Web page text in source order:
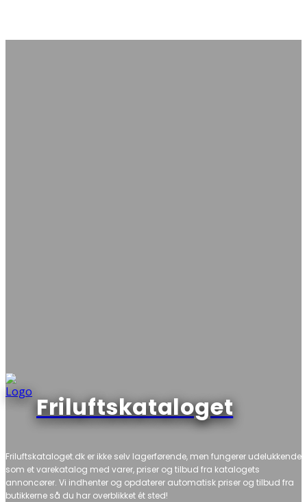
Friluftskataloget
Friluftskataloget.dk er ikke selv lagerførende, men fungerer udelukkende
som et varekatalog med varer, priser og tilbud fra katalogets
annoncører. Vi indhenter og opdaterer automatisk priser og tilbud fra
butikkerne så du har overblikket ét sted!